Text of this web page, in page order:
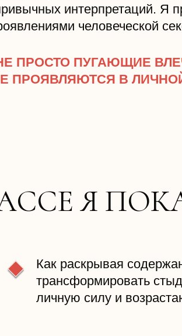
ПРОСТО ПУГАЮЩИЕ
ПРОЯВЛЯЮТСЯ В
интерпретаций. Я
человеческой
Я
Как раскрывая
трансформировать
личную силу и